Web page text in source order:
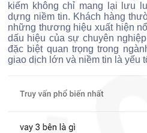
kiếm không chỉ mang lại lưu
dựng niềm tin. Khách hàng
những thương hiệu xuất hiện
dấu hiệu của sự chuyên
đặc biệt quan trọng trong
giao dịch lớn và niềm tin là yếu